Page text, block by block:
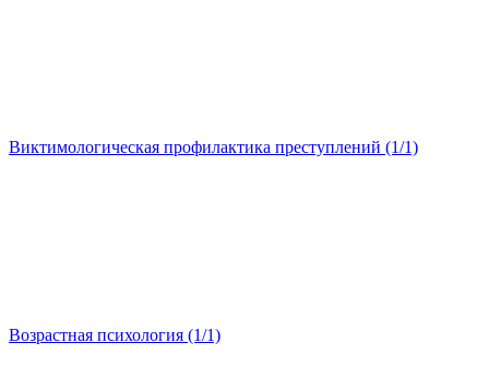
Виктимологическая профилактика преступлений (1/1)
Возрастная психология (1/1)